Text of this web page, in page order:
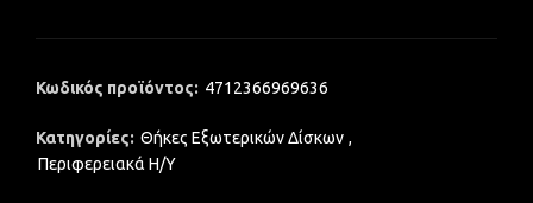
Κωδικός προϊόντος: 4712366969636
Κατηγορίες: Θήκες Εξωτερικών Δίσκων ,
Περιφερειακά Η/Υ